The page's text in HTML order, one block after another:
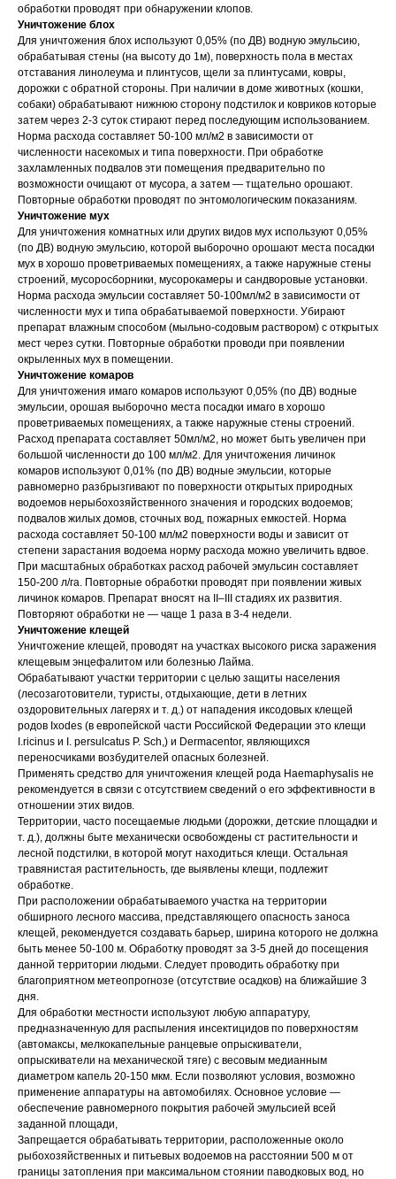
обработки проводят при обнаружении клопов.
Уничтожение блох
Для уничтожения блох используют 0,05% (по ДВ) водную эмульсию,
обрабатывая стены (на высоту до 1м), поверхность пола в местах
отставания линолеума и плинтусов, щели за плинтусами, ковры,
дорожки с обратной стороны. При наличии в доме животных (кошки,
собаки) обрабатывают нижнюю сторону подстилок и ковриков которые
затем через 2-3 суток стирают перед последующим использованием.
Норма расхода составляет 50-100 мл/м2 в зависимости от
численности насекомых и типа поверхности. При обработке
захламленных подвалов эти помещения предварительно по
возможности очищают от мусора, а затем — тщательно орошают.
Повторные обработки проводят по энтомологическим показаниям.
Уничтожение мух
Для уничтожения комнатных или других видов мух используют 0,05%
(по ДВ) водную эмульсию, которой выборочно орошают места посадки
мух в хорошо проветриваемых помещениях, а также наружные стены
строений, мусоросборники, мусорокамеры и сандворовые установки.
Норма расхода эмульсии составляет 50-100мл/м2 в зависимости от
численности мух и типа обрабатываемой поверхности. Убирают
препарат влажным способом (мыльно-содовым раствором) с открытых
мест через сутки. Повторные обработки проводи при появлении
окрыленных мух в помещении.
Уничтожение комаров
Для уничтожения имаго комаров используют 0,05% (по ДВ) водные
эмульсии, орошая выборочно места посадки имаго в хорошо
проветриваемых помещениях, а также наружные стены строений.
Расход препарата составляет 50мл/м2, но может быть увеличен при
большой численности до 100 мл/м2. Для уничтожения личинок
комаров используют 0,01% (по ДВ) водные эмульсии, которые
равномерно разбрызгивают по поверхности открытых природных
водоемов нерыбохозяйственного значения и городских водоемов;
подвалов жилых домов, сточных вод, пожарных емкостей. Норма
расхода составляет 50-100 мл/м2 поверхности воды и зависит от
степени зарастания водоема норму расхода можно увеличить вдвое.
При масштабных обработках расход рабочей эмульсин составляет
150-200 л/га. Повторные обработки проводят при появлении живых
личинок комаров. Препарат вносят на II–III стадиях их развития.
Повторяют обработки не — чаще 1 раза в 3-4 недели.
Уничтожение клещей
Уничтожение клещей, проводят на участках высокого риска заражения
клещевым энцефалитом или болезнью Лайма.
Обрабатывают участки территории с целью защиты населения
(лесозаготовители, туристы, отдыхающие, дети в летних
оздоровительных лагерях и т. д.) от нападения иксодовых клещей
родов Ixodes (в европейской части Российской Федерации это клещи
I.ricinus и I. persulcatus P. Sch,) и Dermacentor, являющихся
переносчиками возбудителей опасных болезней.
Применять средство для уничтожения клещей рода Haemaphysalis не
рекомендуется в связи с отсутствием сведений о его эффективности в
отношении этих видов.
Территории, часто посещаемые людьми (дорожки, детские площадки и
т. д.), должны быте механически освобождены ст растительности и
лесной подстилки, в которой могут находиться клещи. Остальная
травянистая растительность, где выявлены клещи, подлежит
обработке.
При расположении обрабатываемого участка на территории
обширного лесного массива, представляющего опасность заноса
клещей, рекомендуется создавать барьер, ширина которого не должна
быть менее 50-100 м. Обработку проводят за 3-5 дней до посещения
данной территории людьми. Следует проводить обработку при
благоприятном метеопрогнозе (отсутствие осадков) на ближайшие 3
дня.
Для обработки местности используют любую аппаратуру,
предназначенную для распыления инсектицидов по поверхностям
(автомаксы, мелкокапельные ранцевые опрыскиватели,
опрыскиватели на механической тяге) с весовым медианным
диаметром капель 20-150 мкм. Если позволяют условия, возможно
применение аппаратуры на автомобилях. Основное условие —
обеспечение равномерного покрытия рабочей эмульсией всей
заданной площади,
Запрещается обрабатывать территории, расположенные около
рыбохозяйственных и питьевых водоемов на расстоянии 500 м от
границы затопления при максимальном стоянии паводковых вод, но